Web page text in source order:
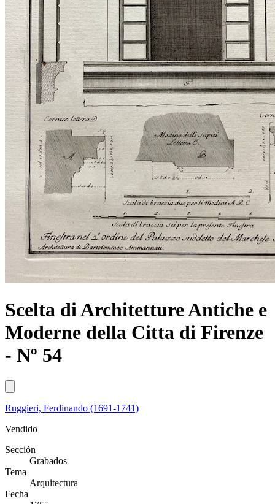
Scelta di Architetture Antiche e
Moderne della Citta di Firenze
- Nº 54
Ruggieri, Ferdinando (1691-1741)
Vendido
Sección
Grabados
Tema
Arquitectura
Fecha